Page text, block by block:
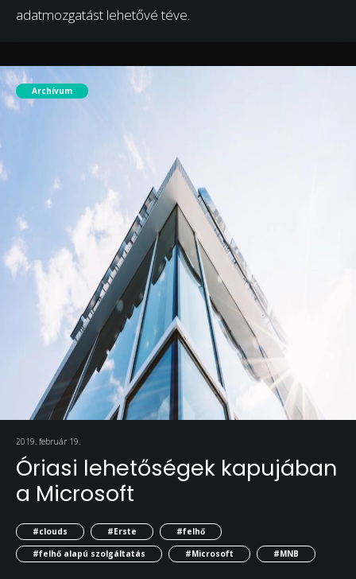
adatmozgatást lehetővé téve.
Archívum
2019. február 19.
Óriasi lehetőségek kapujában
a Microsoft
#clouds #Erste
#felhő
#felhő alapú szolgáltatás
#Microsoft #MNB